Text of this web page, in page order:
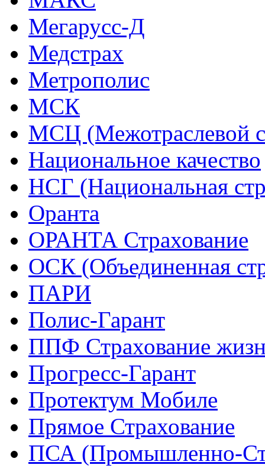
Мегарусс-Д
Медстрах
Метрополис
МСК
МСЦ (Межотраслевой
Национальное качество
НСГ (Национальная
Оранта
ОРАНТА Страхование
ОСК (Объединенная
ПАРИ
Полис-Гарант
ППФ Страхование
Прогресс-Гарант
Протектум Мобиле
Прямое Страхование
ПСА (Промышленно-